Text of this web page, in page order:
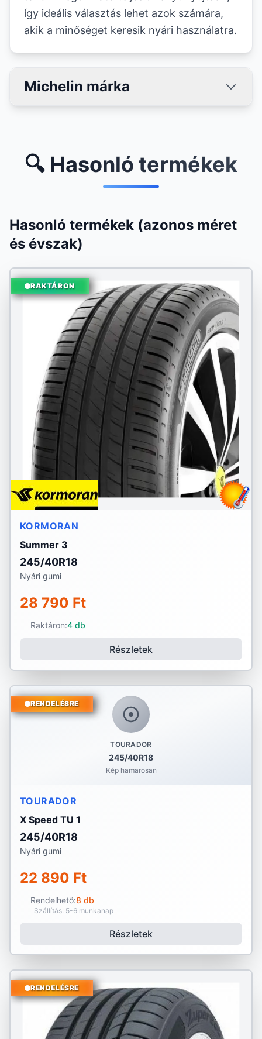
így ideális választás lehet azok számára,
akik a minőséget keresik nyári használatra.
Michelin márka
🔍 Hasonló termékek
Hasonló termékek (azonos méret
és évszak)
RAKTÁRON
KORMORAN
Summer 3
245/40R18
Nyári gumi
28 790 Ft
Raktáron:4 db
Részletek
TOURADOR
245/40R18
Kép hamarosan
RENDELÉSRE
TOURADOR
X Speed TU 1
245/40R18
Nyári gumi
22 890 Ft
Rendelhető:8 db
Szállítás: 5-6 munkanap
Részletek
RENDELÉSRE